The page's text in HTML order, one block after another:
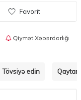
Favorit
Qiymət Xəbərdarlığı
Tövsiyə edin